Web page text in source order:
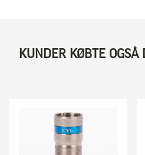
KUNDER KØBTE OGSÅ